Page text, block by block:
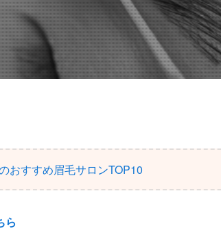
おすすめ眉毛サロンTOP10
ら